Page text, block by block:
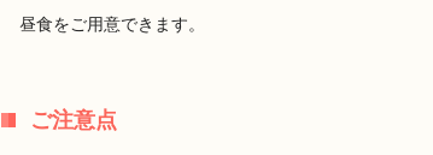
昼食をご用意できます。
ご注意点